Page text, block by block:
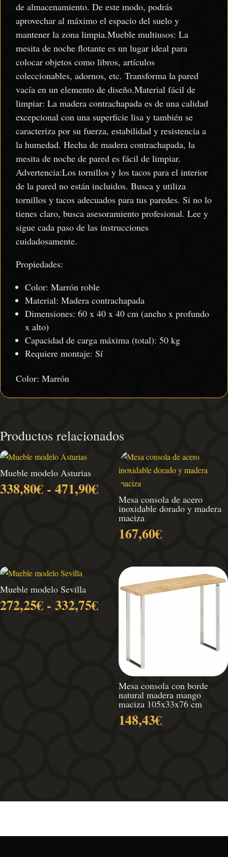
de almacenamiento. De este modo, podrás
aprovechar al máximo el espacio del suelo y
mantener la zona limpia.Mueble multiusos: La
mesita de noche flotante es un lugar ideal para
colocar objetos como libros, artículos
coleccionables, adornos, etc. Transforma la pared
vacía en un elemento de diseño.Material fácil de
limpiar: La madera contrachapada es de una calidad
excepcional con una superficie lisa y también se
caracteriza por su fuerza, estabilidad y resistencia a
la humedad. Hecha de madera contrachapada, la
mesita de noche de pared es fácil de limpiar.
Advertencia:Los tornillos y los tacos para el interior
de la pared no están incluidos. Busca y utiliza
tornillos y tacos adecuados para tus paredes. Si no lo
tienes claro, busca asesoramiento profesional. Lee y
sigue cada paso de las instrucciones
cuidadosamente.
Propiedades:
Color: Marrón roble
Material: Madera contrachapada
Dimensiones: 60 x 40 x 40 cm (ancho x profundo
x alto)
Capacidad de carga máxima (total): 50 kg
Requiere montaje: Sí
Color: Marrón
Productos relacionados
Mueble modelo Asturias
338,80€ - 471,90€Rango
precios:
desde
338,80€
471,90€
Mesa consola de acero
inoxidable dorado y madera
maciza
167,60€
Mueble modelo Sevilla
272,25€ - 332,75€Rango
272,25€
hasta
332,75€
Mesa consola con borde
natural madera mango
maciza 105x33x76 cm
148,43€